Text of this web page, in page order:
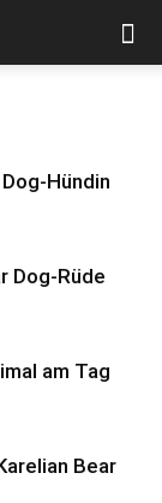
Hündin
Dog-Rüde
am Tag
Bear